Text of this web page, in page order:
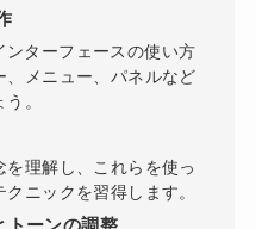
ターフェースの使い方
、メニュー、パネルなど
。
理解し、これらを使っ
ニックを習得します。